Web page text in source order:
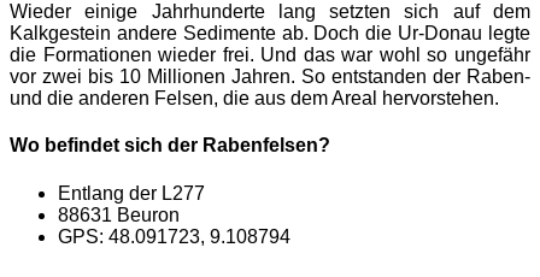
Wieder einige Jahrhunderte lang setzten sich auf dem
Kalkgestein andere Sedimente ab. Doch die Ur-Donau legte
die Formationen wieder frei. Und das war wohl so ungefähr
vor zwei bis 10 Millionen Jahren. So entstanden der Raben-
und die anderen Felsen, die aus dem Areal hervorstehen.
Wo befindet sich der Rabenfelsen?
Entlang der L277
88631 Beuron
GPS: 48.091723, 9.108794